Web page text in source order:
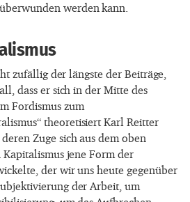
werden kann.
zufällig der längste der Beiträge,
dass er sich in der Mitte des
Fordismus zum
theoretisiert Karl Reitter
Zuge sich aus dem oben
jene Form der
der wir uns heute gegenüber
der Arbeit, um